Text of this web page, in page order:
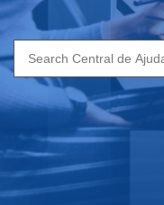
Search
for: